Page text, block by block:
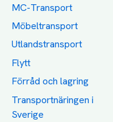
MC-Transport
Möbeltransport
Utlandstransport
Flytt
Förråd och lagring
Transportnäringen i
Sverige